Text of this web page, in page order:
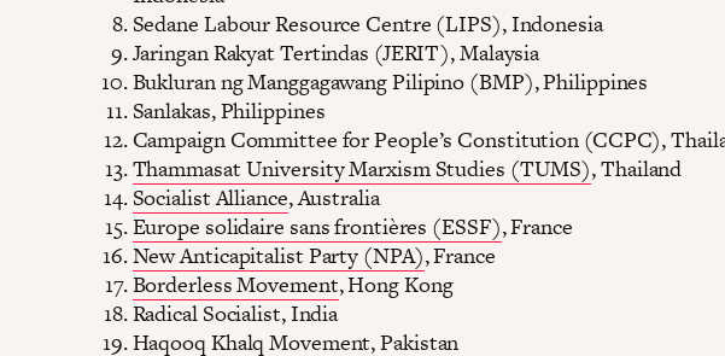
Sedane Labour Resource Centre (LIPS), Indonesia
Jaringan Rakyat Tertindas (JERIT), Malaysia
Bukluran ng Manggagawang Pilipino (BMP), Philippines
Sanlakas, Philippines
Campaign Committee for People’s Constitution (CCPC),
Thammasat University Marxism Studies (TUMS), Thailand
Socialist Alliance, Australia
Europe solidaire sans frontières (ESSF), France
New Anticapitalist Party (NPA), France
Borderless Movement, Hong Kong
Radical Socialist, India
Haqooq Khalq Movement, Pakistan